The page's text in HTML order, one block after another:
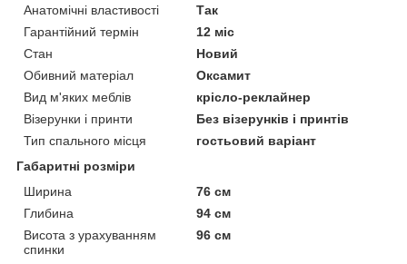
Анатомічні властивості
Так
Гарантійний термін
12 міс
Стан
Новий
Обивний матеріал
Оксамит
Вид м'яких меблів
крісло-реклайнер
Візерунки і принти
Без візерунків і принтів
Тип спального місця
гостьовий варіант
Габаритні розміри
Ширина
76 см
Глибина
94 см
Висота з урахуванням
спинки
96 см